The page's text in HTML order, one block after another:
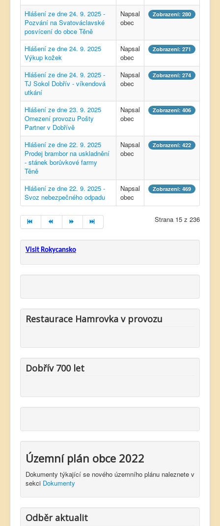
Hlášení ze dne 24. 9. 2025 -
Pozvání na Svatováclavské
posvícení do obce Těně
Napsal
obec
Zobrazení: 280
Hlášení ze dne 24. 9. 2025
Výkup kožek
Napsal
obec
Zobrazení: 271
Hlášení ze dne 24. 9. 2025 -
TJ Sokol Dobřív - víkendová
utkání
Napsal
obec
Zobrazení: 274
Hlášení ze dne 23. 9. 2025
Omezení provozu Pošty
Partner v Dobřívě
Napsal
obec
Zobrazení: 406
Hlášení ze dne 22. 9. 2025
Prodej brambor na uskladnění
- stánek borůvkové farmy
Těně
Napsal
obec
Zobrazení: 422
Hlášení ze dne 22. 9. 2025 -
Svoz nebezpečného odpadu
Napsal
obec
Zobrazení: 469
Strana 15 z 236
Visit Rokycansko
Restaurace Hamrovka v provozu
Dobřív 700 let
Územní plán obce 2022
Dokumenty týkající se nového územního plánu naleznete v
sekci Dokumenty
Odběr aktualit